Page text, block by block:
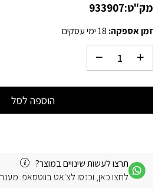
מק"ט:933907
זמן אספקה: 18 ימי עסקים
הוספה לסל
תרצו לעשות שינויים במוצר?
לחצו כאן, וכנסו לצ׳אט בווטסאפ. מענה